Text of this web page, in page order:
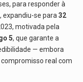
para responder à
expandiu-se para 32
motivada pela
5, que garante a
— embora
real com